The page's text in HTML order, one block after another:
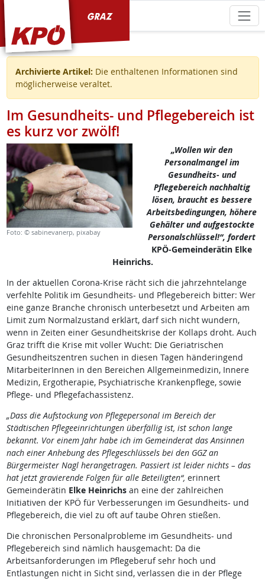
Archivierte Artikel: Die enthaltenen Informationen sind
möglicherweise veraltet.
Im Gesundheits- und Pflegebereich ist
es kurz vor zwölf!
Foto: © sabinevanerp, pixabay
„Wollen wir den
Personalmangel im
Gesundheits- und
Pflegebereich nachhaltig
lösen, braucht es bessere
Arbeitsbedingungen, höhere
Gehälter und aufgestockte
Personalschlüssel!“, fordert
KPÖ-Gemeinderätin Elke
Heinrichs.
In der aktuellen Corona-Krise rächt sich die jahrzehntelange
verfehlte Politik im Gesundheits- und Pflegebereich bitter: Wer
eine ganze Branche chronisch unterbesetzt und Arbeiten am
Limit zum Normalzustand erklärt, darf sich nicht wundern,
wenn in Zeiten einer Gesundheitskrise der Kollaps droht. Auch
Graz trifft die Krise mit voller Wucht: Die Geriatrischen
Gesundheitszentren suchen in diesen Tagen händeringend
MitarbeiterInnen in den Bereichen Allgemeinmedizin, Innere
Medizin, Ergotherapie, Psychiatrische Krankenpflege, sowie
Pflege- und Pflegefachassistenz.
„Dass die Aufstockung von Pflegepersonal im Bereich der
Städtischen Pflegeeinrichtungen überfällig ist, ist schon lange
bekannt. Vor einem Jahr habe ich im Gemeinderat das Ansinnen
nach einer Anhebung des Pflegeschlüssels bei den GGZ an
Bürgermeister Nagl herangetragen. Passiert ist leider nichts – das
hat jetzt gravierende Folgen für alle Beteiligten“, erinnert
Gemeinderätin Elke Heinrichsan eine der zahlreichen
Initiativen der KPÖ für Verbesserungen im Gesundheits- und
Pflegebereich, die viel zu oft auf taube Ohren stießen.
Die chronischen Personalprobleme im Gesundheits- und
Pflegebereich sind nämlich hausgemacht: Da die
Arbeitsanforderungen im Pflegeberuf sehr hoch und
Entlastungen nicht in Sicht sind, verlassen die in der Pflege